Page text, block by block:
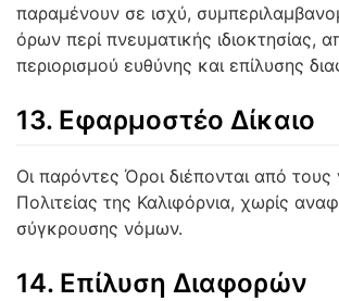
παραμένουν σε ισχύ,
όρων περί πνευματικής ιδιοκτησίας,
περιορισμού ευθύνης και επίλυσης
13. Εφαρμοστέο Δίκαιο
Οι παρόντες Όροι διέπονται από
Πολιτείας της Καλιφόρνια, χωρίς
σύγκρουσης νόμων.
14. Επίλυση Διαφορών